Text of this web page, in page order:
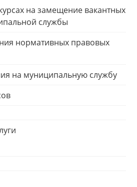
на замещение вакантных
службы
нормативных правовых
на муниципальную службу